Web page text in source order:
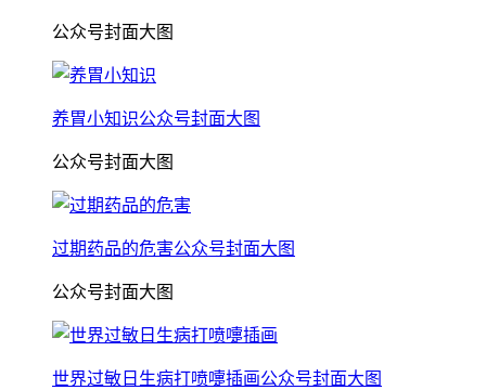
公众号封面大图
养胃小知识公众号封面大图
公众号封面大图
过期药品的危害公众号封面大图
公众号封面大图
世界过敏日生病打喷嚏插画公众号封面大图